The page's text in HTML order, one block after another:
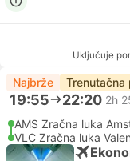
Uključuje
Najbrže Trenutačna
19:55 22:20 2h
AMS Zračna luka
VLC Zračna luka